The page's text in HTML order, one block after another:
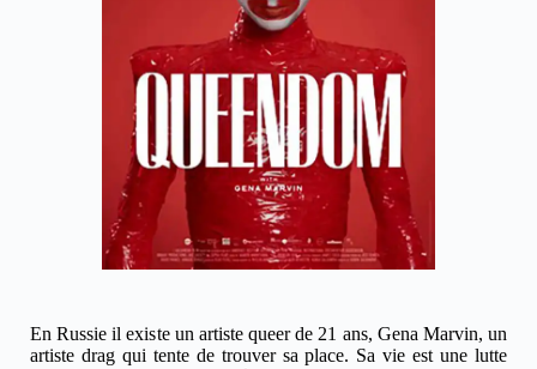
En Russie il existe un artiste queer de 21 ans, Gena Marvin, un
artiste drag qui tente de trouver sa place. Sa vie est une lutte